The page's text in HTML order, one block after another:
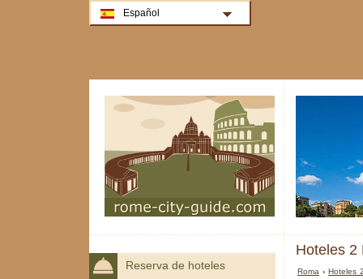
Hoteles 2
Roma ›Hoteles
Reserva de hoteles
Español